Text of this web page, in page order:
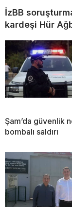
İzBB
kardeşi Hür
Şam’da güvenlik
bombalı saldırı